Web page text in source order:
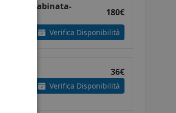
22 WA - Cabinata-
180€
Verifica Disponibilità
36€
Verifica Disponibilità